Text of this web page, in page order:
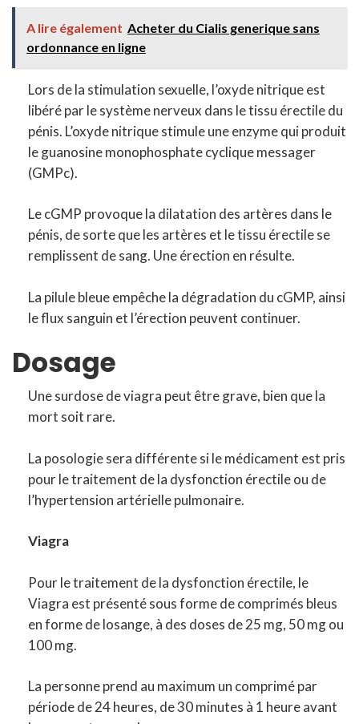
A lire également Acheter du Cialis generique sans
ordonnance en ligne
Lors de la stimulation sexuelle, l’oxyde nitrique est
libéré par le système nerveux dans le tissu érectile du
pénis. L’oxyde nitrique stimule une enzyme qui produit
le guanosine monophosphate cyclique messager
(GMPc).
Le cGMP provoque la dilatation des artères dans le
pénis, de sorte que les artères et le tissu érectile se
remplissent de sang. Une érection en résulte.
La pilule bleue empêche la dégradation du cGMP, ainsi
le flux sanguin et l’érection peuvent continuer.
Dosage
Une surdose de viagra peut être grave, bien que la
mort soit rare.
La posologie sera différente si le médicament est pris
pour le traitement de la dysfonction érectile ou de
l’hypertension artérielle pulmonaire.
Viagra
Pour le traitement de la dysfonction érectile, le
Viagra est présenté sous forme de comprimés bleus
en forme de losange, à des doses de 25 mg, 50 mg ou
100 mg.
La personne prend au maximum un comprimé par
période de 24 heures, de 30 minutes à 1 heure avant